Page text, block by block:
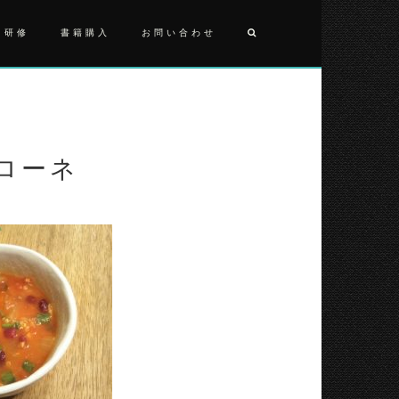
修 書籍購入 お問い合わせ
ーネ
投
稿
ナ
ビ
ゲ
ー
シ
ョ
ン
豆
ミ
ネ
ス
ト
ロ
ー
ネ